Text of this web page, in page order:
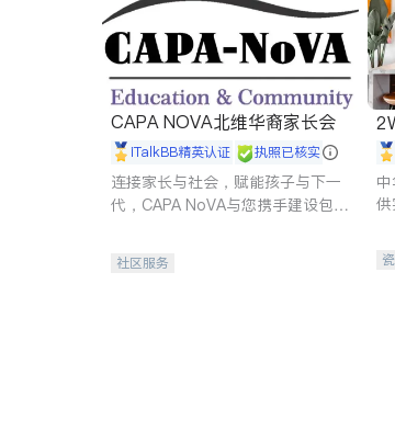
CAPA NOVA北维华裔家长会
iTalkBB精英认证 执照已核实
连接家长与社会，赋能孩子与下一
代，CAPA NoVA与您携手建设包
社区服务